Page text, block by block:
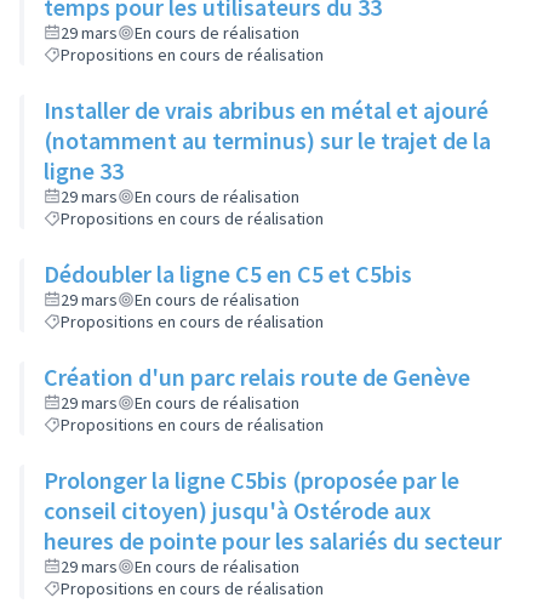
temps pour les utilisateurs du 33
29 mars
En cours de réalisation
Propositions en cours de réalisation
Installer de vrais abribus en métal et ajouré
(notamment au terminus) sur le trajet de la
ligne 33
29 mars
En cours de réalisation
Propositions en cours de réalisation
Dédoubler la ligne C5 en C5 et C5bis
29 mars
En cours de réalisation
Propositions en cours de réalisation
Création d'un parc relais route de Genève
29 mars
En cours de réalisation
Propositions en cours de réalisation
Prolonger la ligne C5bis (proposée par le
conseil citoyen) jusqu'à Ostérode aux
heures de pointe pour les salariés du secteur
29 mars
En cours de réalisation
Propositions en cours de réalisation